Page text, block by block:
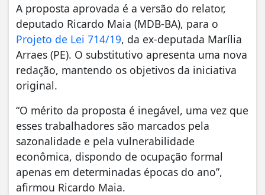
A proposta aprovada é a versão do relator,
deputado Ricardo Maia (MDB-BA), para o
Projeto de Lei 714/19, da ex-deputada Marília
Arraes (PE). O substitutivo apresenta uma nova
redação, mantendo os objetivos da iniciativa
original.
“O mérito da proposta é inegável, uma vez que
esses trabalhadores são marcados pela
sazonalidade e pela vulnerabilidade
econômica, dispondo de ocupação formal
apenas em determinadas épocas do ano”,
afirmou Ricardo Maia.